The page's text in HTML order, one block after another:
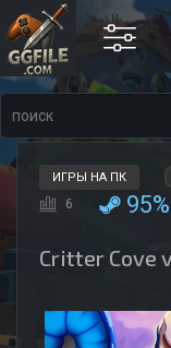
ИГРЫ НА ПК
6 95%
Critter Cove